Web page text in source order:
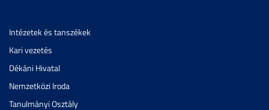
Intézetek és tanszékek
Kari vezetés
Dékáni Hivatal
Nemzetközi Iroda
Tanulmányi Osztály